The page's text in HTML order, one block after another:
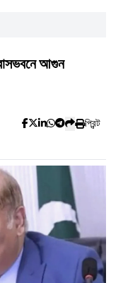
বাসভবনে আগুন
প্রিন্ট